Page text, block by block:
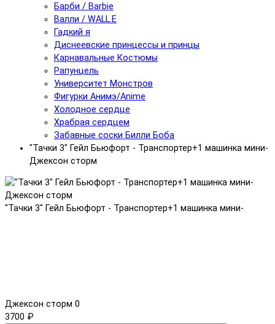
Барби / Barbie
Валли / WALL.E
Гадкий я
Диснеевские принцессы и принцы
Карнавальные Костюмы
Рапунцель
Университет Монстров
Фигурки Анимэ/Anime
Холодное сердце
Храбрая сердцем
Забавные соски Билли Боба
"Тачки 3" Гейл Бьюфорт - Транспортер+1 машинка мини-
Джексон сторм
"Тачки 3" Гейл Бьюфорт - Транспортер+1 машинка мини-
Джексон сторм 0
3700 ₽